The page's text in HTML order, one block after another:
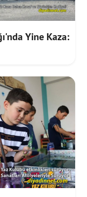
Yine Kaza: